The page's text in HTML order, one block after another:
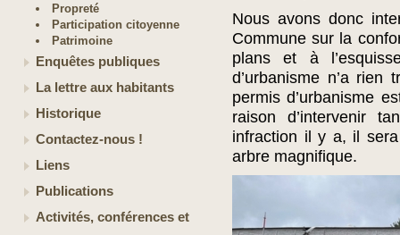
Propreté
Participation citoyenne
Patrimoine
Enquêtes publiques
La lettre aux habitants
Historique
Contactez-nous !
Liens
Publications
Activités, conférences et
Nous avons donc
Commune sur la
plans et à
d’urbanisme n’a rien
permis d’urbanisme
raison d’intervenir
infraction il y a, il
arbre magnifique.